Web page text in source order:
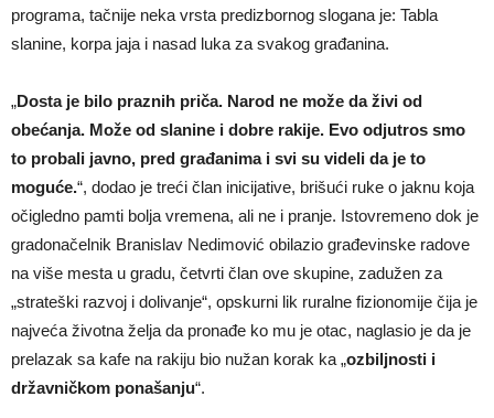
programa, tačnije neka vrsta predizbornog slogana je: Tabla
slanine, korpa jaja i nasad luka za svakog građanina.
„Dosta je bilo praznih priča. Narod ne može da živi od
obećanja. Može od slanine i dobre rakije. Evo odjutros smo
to probali javno, pred građanima i svi su videli da je to
moguće.“, dodao je treći član inicijative, brišući ruke o jaknu koja
očigledno pamti bolja vremena, ali ne i pranje. Istovremeno dok je
gradonačelnik Branislav Nedimović obilazio građevinske radove
na više mesta u gradu, četvrti član ove skupine, zadužen za
„strateški razvoj i dolivanje“, opskurni lik ruralne fizionomije čija je
najveća životna želja da pronađe ko mu je otac, naglasio je da je
prelazak sa kafe na rakiju bio nužan korak ka „ozbiljnosti i
državničkom ponašanju“.